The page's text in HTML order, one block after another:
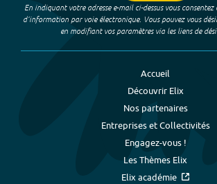
En indiquant votre adresse e-mail ci-dessus vous
d’information par voie électronique. Vous pouvez vous
en modifiant vos paramètres via les liens de
Accueil
Découvrir Elix
Nos partenaires
Entreprises et Collectivités
Engagez-vous !
Les Thèmes Elix
Elix académie